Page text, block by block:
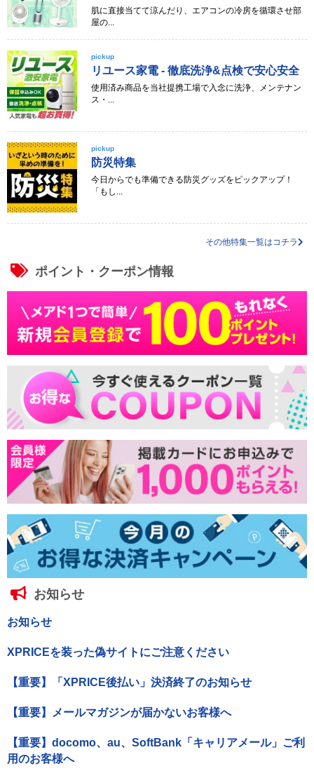
肌に直接当てて涼んだり、エアコンの冷房を循環させ部
屋の...
pickup
リユース家電 - 徹底洗浄&点検で安心安全
使用済み商品を当社提携工場で入念に洗浄、メンテナン
ス・...
pickup
防災特集
今日からでも準備できる防災グッズをピックアップ！
「もし...
その他特集一覧はコチラ
ポイント・クーポン情報
お知らせ
お知らせ
XPRICEを装った偽サイトにご注意ください
【重要】「XPRICE後払い」決済終了のお知らせ
【重要】メールマガジンが届かないお客様へ
【重要】docomo、au、SoftBank「キャリアメール」ご利
用のお客様へ